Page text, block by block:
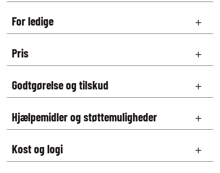
For ledige
Pris
Godtgørelse og tilskud
Hjælpemidler og støttemuligheder
Kost og logi